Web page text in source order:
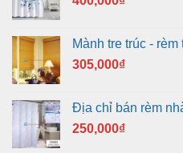
Mành tre trúc -
305,000₫
Địa chỉ bán rèm
250,000₫